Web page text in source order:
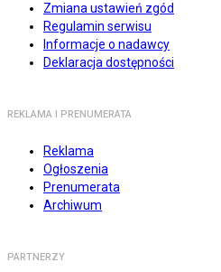
Zmiana ustawień zgód
Regulamin serwisu
Informacje o nadawcy
Deklaracja dostępności
REKLAMA I PRENUMERATA
Reklama
Ogłoszenia
Prenumerata
Archiwum
PARTNERZY